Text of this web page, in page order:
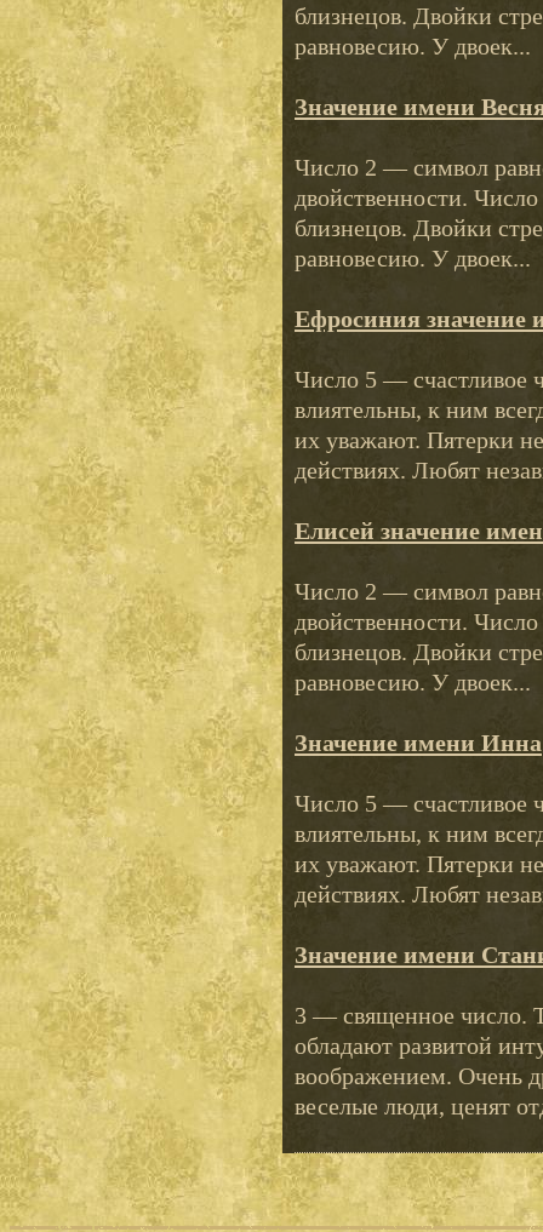
близнецов. Двойки
равновесию. У двоек...
Значение имени
Число 2 — символ
двойственности.
близнецов. Двойки
равновесию. У двоек...
Ефросиния значение
Число 5 — счастливое
влиятельны, к ним
их уважают. Пятерки
действиях. Любят
Елисей значение
Число 2 — символ
двойственности.
близнецов. Двойки
равновесию. У двоек...
Значение имени Инна
Число 5 — счастливое
влиятельны, к ним
их уважают. Пятерки
действиях. Любят
Значение имени
3 — священное число.
обладают развитой
воображением. Очень
веселые люди, ценят